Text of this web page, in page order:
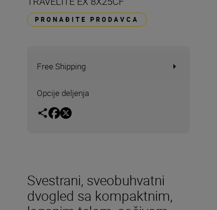
PRONAĐITE PRODAVCA
Free Shipping
Opcije deljenja
Svestrani, sveobuhvatni
dvogled sa kompaktnim,